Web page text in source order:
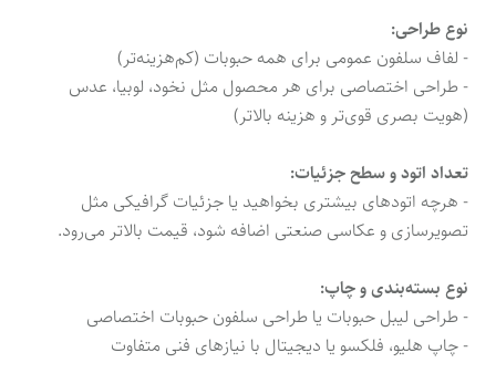
نوع طراحی:
- لفاف سلفون عمومی برای همه حبوبات (کم‌هزینه‌تر)
- طراحی اختصاصی برای هر محصول مثل نخود، لوبیا، عدس
(هویت بصری قوی‌تر و هزینه بالاتر)
تعداد اتود و سطح جزئیات:
- هرچه اتودهای بیشتری بخواهید یا جزئیات گرافیکی مثل
تصویرسازی و عکاسی صنعتی اضافه شود، قیمت بالاتر می‌رود.
نوع بسته‌بندی و چاپ:
- طراحی لیبل حبوبات یا طراحی سلفون حبوبات اختصاصی
- چاپ هلیو، فلکسو یا دیجیتال با نیازهای فنی متفاوت